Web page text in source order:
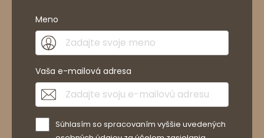
Meno
Vaša e-mailová adresa
Súhlasím so spracovaním vyššie uvedených